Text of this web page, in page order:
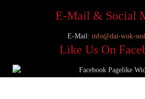
E-Mail & Social
E-Mail: info@dai-wok-
Like Us On